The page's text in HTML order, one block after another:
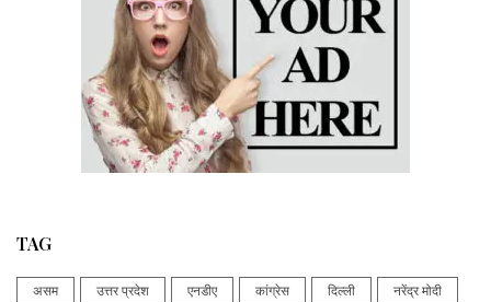
TAG
असम उत्तर प्रदेश एनडीए कांग्रेस दिल्ली नरेंद्र मोदी